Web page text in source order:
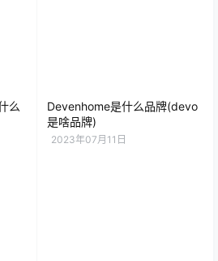
么
Devenhome是什么品牌(devo
是啥品牌)
2023年07月11日